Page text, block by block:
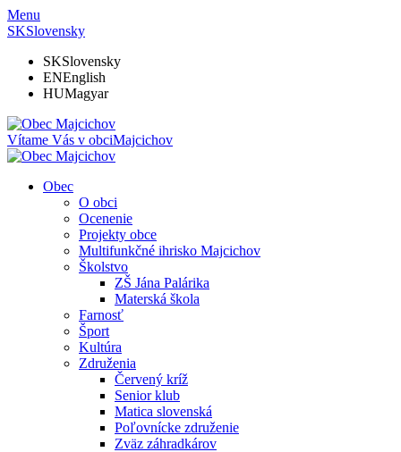
Menu
SKSlovensky
SKSlovensky
ENEnglish
HUMagyar
Vítame Vás v obciMajcichov
Obec
O obci
Ocenenie
Projekty obce
Multifunkčné ihrisko Majcichov
Školstvo
ZŠ Jána Palárika
Materská škola
Farnosť
Šport
Kultúra
Združenia
Červený kríž
Senior klub
Matica slovenská
Poľovnícke združenie
Zväz záhradkárov